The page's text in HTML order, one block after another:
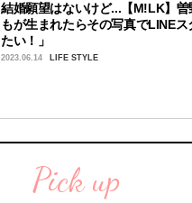
結婚願望はないけど...【M!LK】
もが生まれたらその写真でLINEス
たい！」
2023.06.14 LIFE STYLE
Pick up